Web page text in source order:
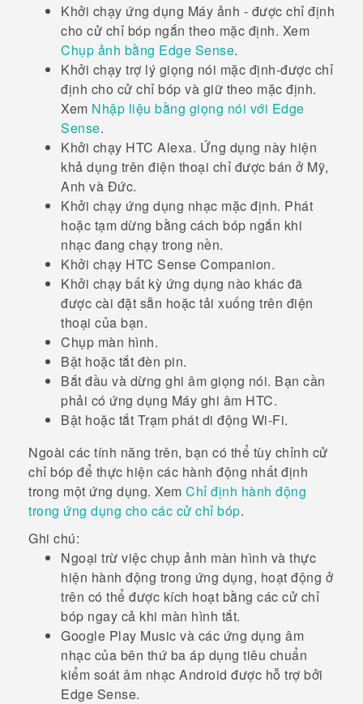
Khởi chạy ứng dụng Máy ảnh - được chỉ định
cho cử chỉ bóp ngắn theo mặc định. Xem
Chụp ảnh bằng Edge Sense.
Khởi chạy trợ lý giọng nói mặc định-được chỉ
định cho cử chỉ bóp và giữ theo mặc định.
Xem Nhập liệu bằng giọng nói với Edge
Sense.
Khởi chạy HTC Alexa. Ứng dụng này hiện
khả dụng trên điện thoại chỉ được bán ở Mỹ,
Anh và Đức.
Khởi chạy ứng dụng nhạc mặc định. Phát
hoặc tạm dừng bằng cách bóp ngắn khi
nhạc đang chạy trong nền.
Khởi chạy HTC Sense Companion.
Khởi chạy bất kỳ ứng dụng nào khác đã
được cài đặt sẵn hoặc tải xuống trên điện
thoại của bạn.
Chụp màn hình.
Bật hoặc tắt đèn pin.
Bắt đầu và dừng ghi âm giọng nói. Bạn cần
phải có ứng dụng Máy ghi âm HTC.
Bật hoặc tắt Trạm phát di động Wi-Fi.
Ngoài các tính năng trên, bạn có thể tùy chỉnh cử
chỉ bóp để thực hiện các hành động nhất định
trong một ứng dụng. Xem Chỉ định hành động
trong ứng dụng cho các cử chỉ bóp.
Ghi chú:
Ngoại trừ việc chụp ảnh màn hình và thực
hiện hành động trong ứng dụng, hoạt động ở
trên có thể được kích hoạt bằng các cử chỉ
bóp ngay cả khi màn hình tắt.
Google Play Music và các ứng dụng âm
nhạc của bên thứ ba áp dụng tiêu chuẩn
kiểm soát âm nhạc Android được hỗ trợ bởi
Edge Sense.